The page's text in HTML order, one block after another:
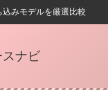
みモデルを厳選比較
ナビ